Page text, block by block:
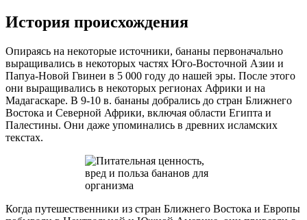
История происхождения
Опираясь на некоторые источники, бананы первоначально
выращивались в некоторых частях Юго-Восточной Азии и
Папуа-Новой Гвинеи в 5 000 году до нашей эры. После этого
они выращивались в некоторых регионах Африки и на
Мадагаскаре. В 9-10 в. бананы добрались до стран Ближнего
Востока и Северной Африки, включая области Египта и
Палестины. Они даже упоминались в древних исламских
текстах.
Когда путешественники из стран Ближнего Востока и Европы